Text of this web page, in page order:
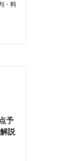
・料
予
説